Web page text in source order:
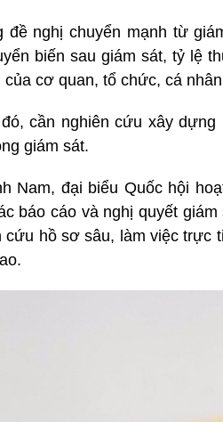
đề nghị chuyển mạnh từ
biến sau giám sát, tỷ lệ
của cơ quan, tổ chức, cá
cần nghiên cứu xây
giám sát.
Nam, đại biểu Quốc hội
báo cáo và nghị quyết
cứu hồ sơ sâu, làm việc trực